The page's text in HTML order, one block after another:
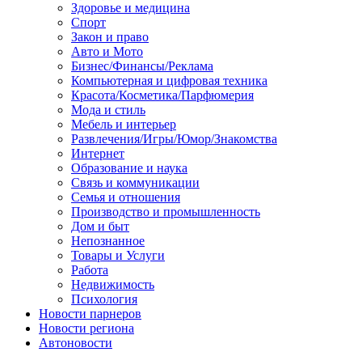
Здоровье и медицина
Спорт
Закон и право
Авто и Мото
Бизнес/Финансы/Реклама
Компьютерная и цифровая техника
Красота/Косметика/Парфюмерия
Мода и стиль
Мебель и интерьер
Развлечения/Игры/Юмор/Знакомства
Интернет
Образование и наука
Связь и коммуникации
Семья и отношения
Производство и промышленность
Дом и быт
Непознанное
Товары и Услуги
Работа
Недвижимость
Психология
Новости парнеров
Новости региона
Автоновости